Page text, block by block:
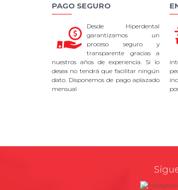
PAGO SEGURO
Desde Hiperdental
garantizamos un
proceso seguro y
transparente gracias a
nuestros años de experiencia. Si lo
desea no tendrá que facilitar ningún
dato. Disponemos de pago aplazado
mensual